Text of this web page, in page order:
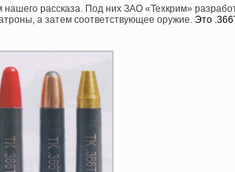
нашего рассказа. Под них ЗАО «Техкрим»
а затем соответствующее оружие. Это